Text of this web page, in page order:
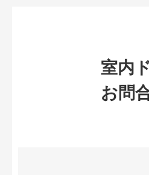
室内
お問